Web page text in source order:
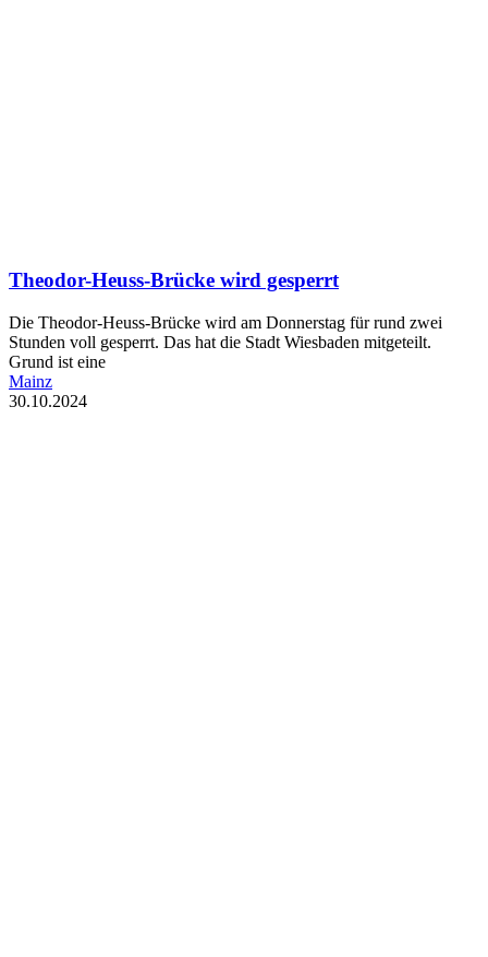
Theodor-Heuss-Brücke wird gesperrt
Die Theodor-Heuss-Brücke wird am Donnerstag für rund zwei
Stunden voll gesperrt. Das hat die Stadt Wiesbaden mitgeteilt.
Grund ist eine
Mainz
30.10.2024